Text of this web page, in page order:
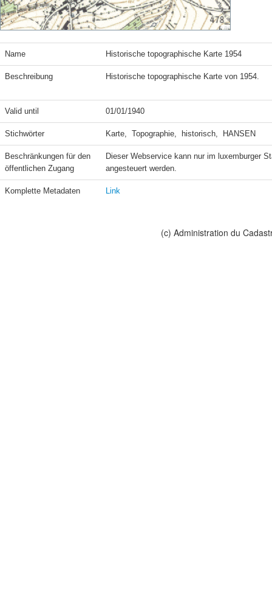
Name Historische topographische Karte 1954
Beschreibung Historische topographische Karte von 1954.
Valid until 01/01/1940
Stichwörter Karte,  Topographie,  historisch,  HANSEN
Beschränkungen für den
öffentlichen Zugang
Dieser Webservice kann nur im luxemburger
angesteuert werden.
Komplette Metadaten Link
(c) Administration du